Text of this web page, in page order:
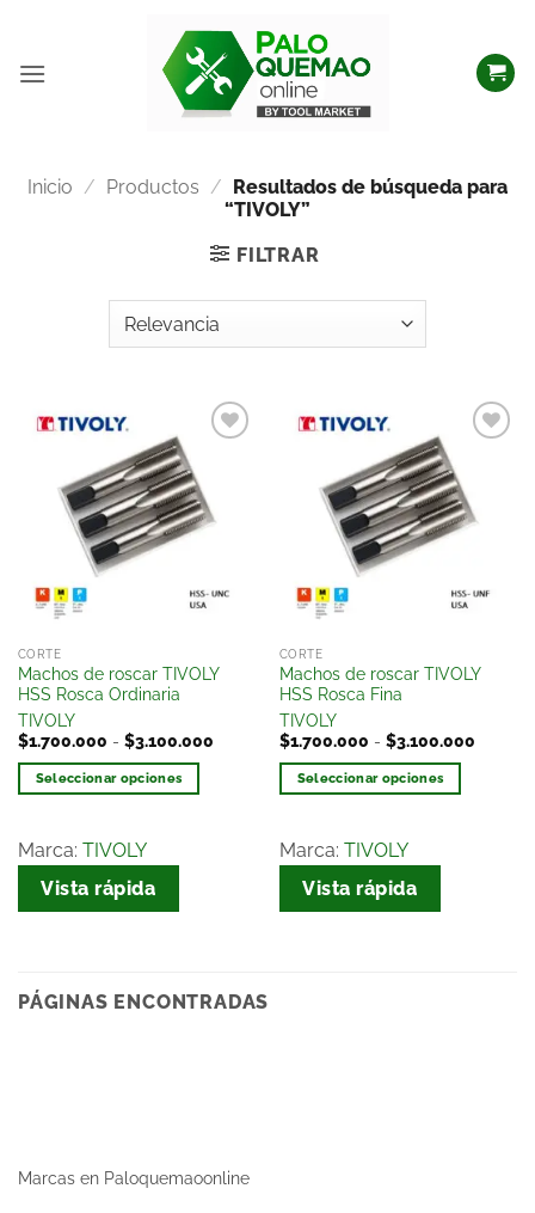
Inicio / Productos / Resultados de búsqueda para
“TIVOLY”
FILTRAR
Añadir
a la
lista
de
deseos
CORTE
Machos de roscar TIVOLY
HSS Rosca Ordinaria
TIVOLY
$1.700.000 - $3.100.000
Seleccionar opciones
Marca: TIVOLY
Vista rápida
Añadir
a la
lista
de
deseos
CORTE
Machos de roscar TIVOLY
HSS Rosca Fina
TIVOLY
$1.700.000 - $3.100.000
Seleccionar opciones
Marca: TIVOLY
Vista rápida
PÁGINAS ENCONTRADAS
Marcas en Paloquemaoonline